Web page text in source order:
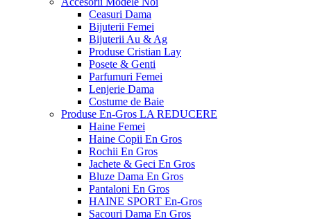
Ceasuri Dama
Bijuterii Femei
Bijuterii Au & Ag
Produse Cristian Lay
Posete & Genti
Parfumuri Femei
Lenjerie Dama
Costume de Baie
Produse En-Gros LA REDUCERE
Haine Femei
Haine Copii En Gros
Rochii En Gros
Jachete & Geci En Gros
Bluze Dama En Gros
Pantaloni En Gros
HAINE SPORT En-Gros
Sacouri Dama En Gros